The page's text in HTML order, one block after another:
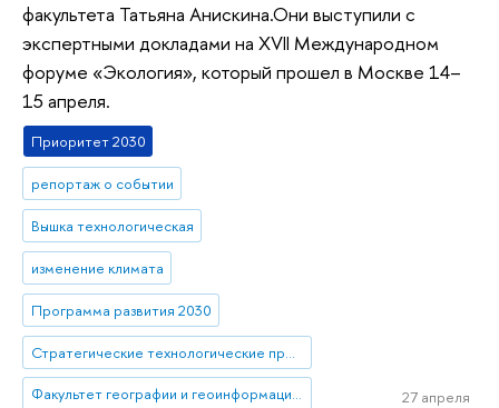
факультета Татьяна Анискина.Они выступили с
экспертными докладами на XVII Международном
форуме «Экология», который прошел в Москве 14–
15 апреля.
Приоритет 2030
репортаж о событии
Вышка технологическая
изменение климата
Программа развития 2030
Факультет географии и геоинформационных технологий 27 апреля